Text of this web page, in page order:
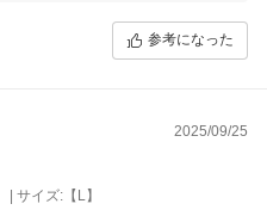
一同感謝の気持ちでいっぱいで
は、別途メールにてご対応させて
さいませ。
う、精一杯努めてまいります。
参考になった
2025/09/25
サイズ:【L】